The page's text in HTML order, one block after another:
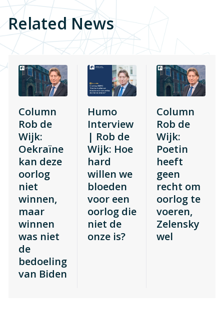
Related News
Column
Rob de
Wijk:
Oekraïne
kan deze
oorlog
niet
winnen,
maar
winnen
was niet
de
bedoeling
van Biden
Humo
Interview
| Rob de
Wijk: Hoe
hard
willen we
bloeden
voor een
oorlog die
niet de
onze is?
Column
Rob de
Wijk:
Poetin
heeft
geen
recht om
oorlog te
voeren,
Zelensky
wel